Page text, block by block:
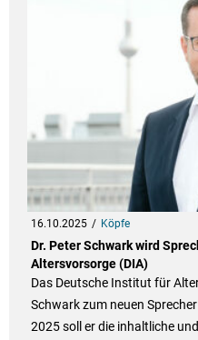
16.10.2025 Köpfe
Dr. Peter Schwark wird
Altersvorsorge (DIA)
Das Deutsche Institut für
Schwark zum neuen
2025 soll er die inhaltliche